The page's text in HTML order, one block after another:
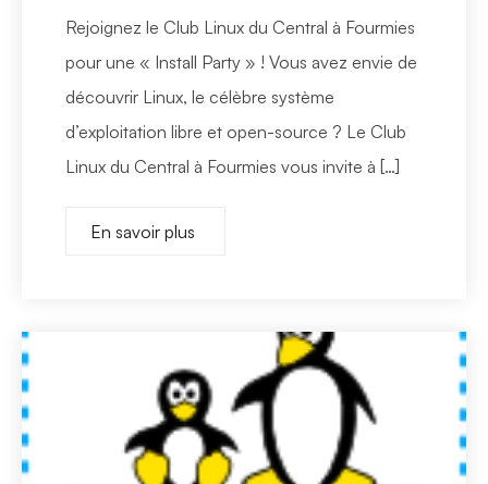
Rejoignez le Club Linux du Central à Fourmies
pour une « Install Party » ! Vous avez envie de
découvrir Linux, le célèbre système
d’exploitation libre et open-source ? Le Club
Linux du Central à Fourmies vous invite à […]
En savoir plus